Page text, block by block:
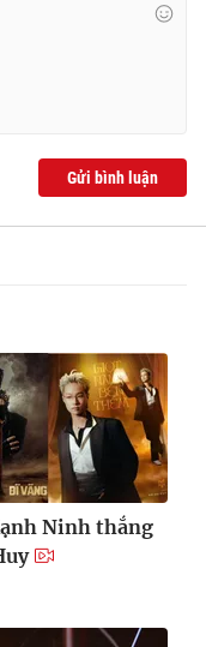
Gửi bình luận
Ninh thắng